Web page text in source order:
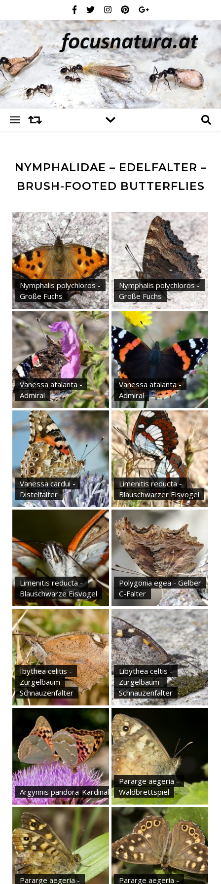
NYMPHALIDAE – EDELFALTER –
BRUSH-FOOTED BUTTERFLIES
Nymphalis polychloros -
Große Fuchs
Nymphalis polychloros -
Große Fuchs
Vanessa atalanta -
Admiral
Vanessa atalanta -
Admiral
Vanessa cardui -
Distelfalter
Limenitis reducta -
Blauschwarzer Eisvogel
Limenitis reducta -
Blauschwarze Eisvogel
Polygonia egea - Gelber
C-Falter
Ibythea celitis -
Zürgelbaum
Schnauzenfalter
Libythea celtis -
Zürgelbaum-
Schnauzenfalter
Argynnis pandora-Kardinal
Pararge aegeria -
Waldbrettspiel
Pararge aegeria - Pararge aegeria -